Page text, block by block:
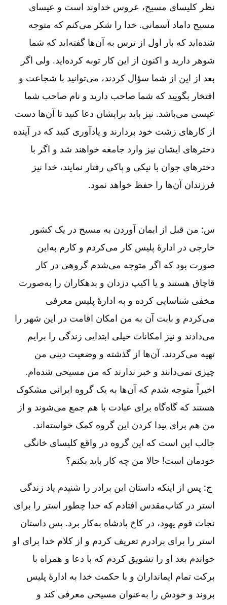
نظر کلیسای مسیح، عروس خداوند است و عیسای
مسیح داماد آسمانی. خدا را شکر می‌کنم که متوجه
شده‌اید که بار اول از ترس به آن‌ها گفته‌اید که شما
شوهر دارید و اکنون از این کار توبه کرده‌اید. ولی اگر
بعد از این از شما سؤال کردند، می‌توانید با شجاعت و
افتخار بگویید که شما صاحب دارید و نام صاحب شما
عیسی می‌باشد. نیز باید برایشان دعا کنید تا آن‌ها دست
از کارهای زشت خود بردارند و یادآوری کنید که در آینده
دخترهای ایشان نیز وارد جامعه خواهند شد و اگر با
دخترهای جوان با نیکی و پاکی رفتار نمایند، خدا نیز
فرزندان آن‌ها را حفظ خواهد نمود.
س: من قبل از ایمان آوردن به مسیح در یک کشور
خارجی در ادارۀ پلیس کار می‌کردم و کارم به‌این
صورت بود که اگر متوجه می‌شدم گروهی در کار
قاچاق هستند و یا اکیپ دزدان و بدهکاران را به‌صورت
مخفی شناسایی کرده و به ادارۀ پلیس معرفی
می‌کردم و بابت آن به من امکان اقامت در این شهر را
می‌دادند و نیز امکانات خیلی ابتدایی زندگی را برایم
تهیه می‌کردند. آن‌ها از گذشته و وضعیت دینی من
چیزی نمی‌دانند و خبر ندارند که من مسیحی شده‌ام.
اخیراً متوجه شدم که آن‌ها به‌ یک گروه ایرانی مشکوک
هستند که گاه‌گاه برای عبادت با هم جمع می‌شوند و از
من هم برای پیدا کردن این گروه کمک خواسته‌اند.
جالب این است که این گروه در واقع کلیسای خانگی
خودمان است! حالا من چه کار باید بکنم؟
ج: پس از اینکه داستان این برادر را شنیدم یاد زندگی
استر در کتاب‌مقدس افتادم که خدا چطور استر را برای
نجات قوم یهود، در کاخ پادشاه به‌کار برد. پس داستان
استر را برای برادرم تعریف کردم و از کلام خدا برای او
خواندم بعد او را تشویق کردم که با دعا و همراه با
برکت تمام ایمانداران و با حکمت خدا به ادارۀ پلیس
بروند و خودش را به‌عنوان مسیحی معرفی کند و